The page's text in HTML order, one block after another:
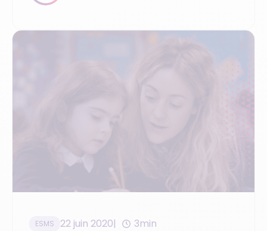
ESMS 22 juin 2020 3min